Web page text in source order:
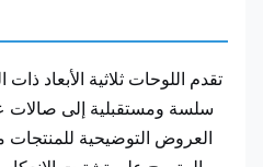
تقدم اللوحات ثلاثية الأبعاد ذات
سلسة ومستقبلية إلى صالات عرض
العروض التوضيحية للمنتجات